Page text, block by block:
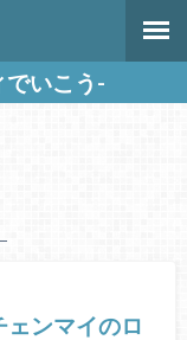
いこう-
ンマイのロ